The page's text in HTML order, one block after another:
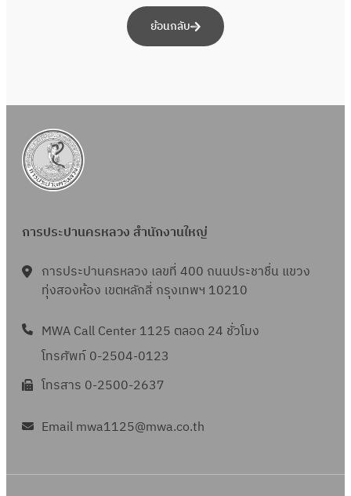
ย้อนกลับ
การประปานครหลวง สำนักงานใหญ่
การประปานครหลวง เลขที่ 400 ถนนประชาชื่น แขวง
ทุ่งสองห้อง เขตหลักสี่ กรุงเทพฯ 10210
MWA Call Center 1125 ตลอด 24 ชั่วโมง
โทรศัพท์ 0-2504-0123
โทรสาร 0-2500-2637
Email mwa1125@mwa.co.th